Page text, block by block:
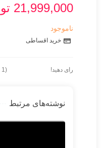
21,999,000 تومان
ناموجود
خرید اقساطی
رای دهید! (
1
نوشته‌های مرتبط